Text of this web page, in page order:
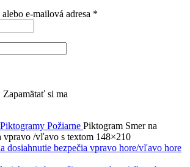
e-mailová adresa *
Zapamätať si ma
Piktogramy Požiarne Piktogram Smer na
vpravo /vľavo s textom 148×210